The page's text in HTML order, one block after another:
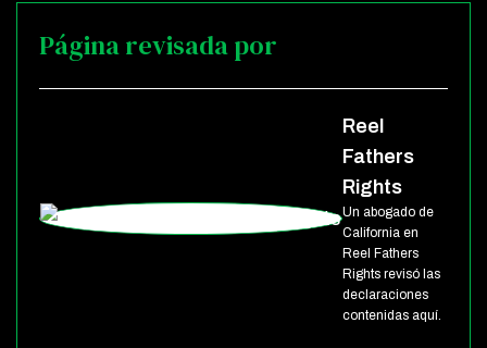
Página revisada por
Reel
Fathers
Rights
Un abogado de
California en
Reel Fathers
Rights revisó las
declaraciones
contenidas aquí.